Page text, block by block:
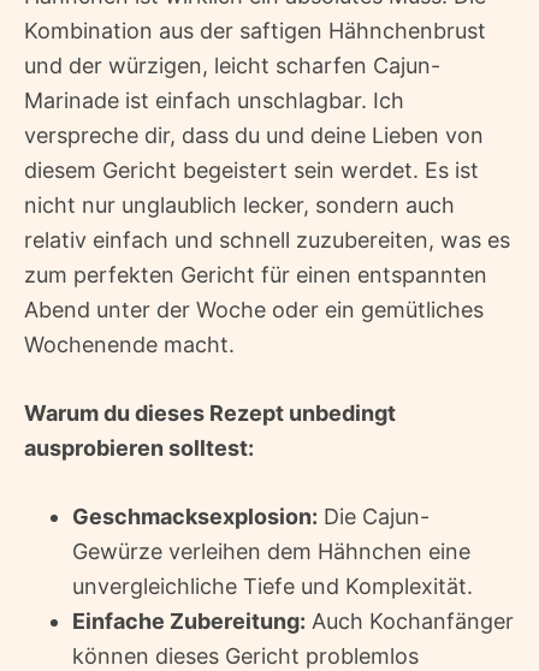
Kombination aus der saftigen Hähnchenbrust
und der würzigen, leicht scharfen Cajun-
Marinade ist einfach unschlagbar. Ich
verspreche dir, dass du und deine Lieben von
diesem Gericht begeistert sein werdet. Es ist
nicht nur unglaublich lecker, sondern auch
relativ einfach und schnell zuzubereiten, was es
zum perfekten Gericht für einen entspannten
Abend unter der Woche oder ein gemütliches
Wochenende macht.
Warum du dieses Rezept unbedingt
ausprobieren solltest:
Geschmacksexplosion: Die Cajun-
Gewürze verleihen dem Hähnchen eine
unvergleichliche Tiefe und Komplexität.
Einfache Zubereitung: Auch Kochanfänger
können dieses Gericht problemlos